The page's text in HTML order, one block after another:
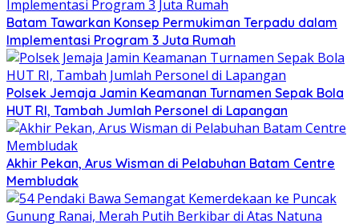
Batam Tawarkan Konsep Permukiman Terpadu dalam
Implementasi Program 3 Juta Rumah
Polsek Jemaja Jamin Keamanan Turnamen Sepak Bola
HUT RI, Tambah Jumlah Personel di Lapangan
Akhir Pekan, Arus Wisman di Pelabuhan Batam Centre
Membludak